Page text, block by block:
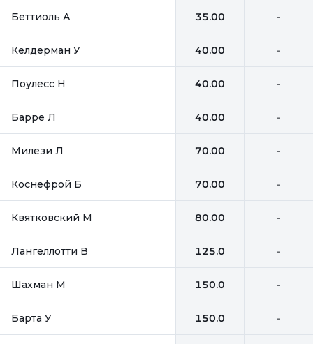
Беттиоль А 35.00 -
Келдерман У 40.00 -
Поулесс Н 40.00 -
Барре Л 40.00 -
Милези Л 70.00 -
Коснефрой Б 70.00 -
Квятковский М 80.00 -
Лангеллотти В 125.0 -
Шахман М 150.0 -
Барта У 150.0 -